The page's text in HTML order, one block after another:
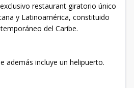
restaurant giratorio único
y Latinoamérica, constituido
del Caribe.
además incluye un helipuerto.